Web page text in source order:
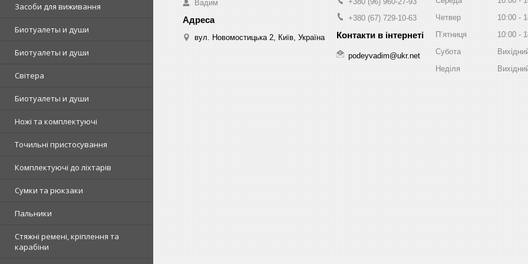
Засоби для виживання
Биотуалеты и души
Биотуалеты и души
Світера
Биотуалеты и души
Ножі та комплектуючі
Точильні пристосування
Комплектуючі до ліхтарів
Сумки та рюкзаки
Пальники
Стяжні ремені, кріплення та
карабіни
Вадим
вул. Новомостицька 2, Київ, Україна
+380 (67) 729-10-63
podeyvadim@ukr.net
Четвер
10:00
Пʼятниця
10:00
Субота
Неділя